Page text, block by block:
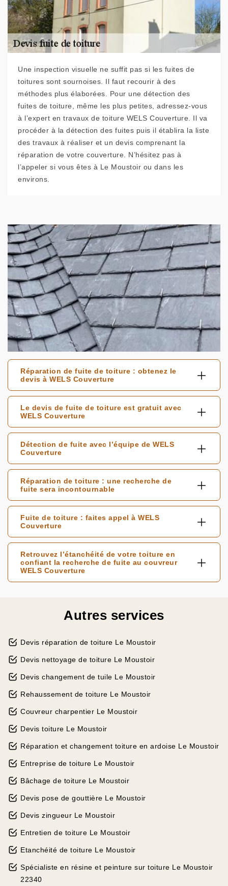
Une inspection visuelle ne suffit pas si les fuites de
toitures sont sournoises. Il faut recourir à des
méthodes plus élaborées. Pour une détection des
fuites de toiture, même les plus petites, adressez-vous
à l’expert en travaux de toiture WELS Couverture. Il va
procéder à la détection des fuites puis il établira la liste
des travaux à réaliser et un devis comprenant la
réparation de votre couverture. N’hésitez pas à
l’appeler si vous êtes à Le Moustoir ou dans les
environs.
Réparation de fuite de toiture : obtenez le
devis à WELS Couverture
Le devis de fuite de toiture est gratuit avec
WELS Couverture
Détection de fuite avec l’équipe de WELS
Couverture
Réparation de toiture : une recherche de
fuite sera incontournable
Fuite de toiture : faites appel à WELS
Couverture
Retrouvez l’étanchéité de votre toiture en
confiant la recherche de fuite au couvreur
WELS Couverture
Autres services
Devis réparation de toiture Le Moustoir
Devis nettoyage de toiture Le Moustoir
Devis changement de tuile Le Moustoir
Rehaussement de toiture Le Moustoir
Couvreur charpentier Le Moustoir
Devis toiture Le Moustoir
Réparation et changement toiture en ardoise Le Moustoir
Entreprise de toiture Le Moustoir
Bâchage de toiture Le Moustoir
Devis pose de gouttière Le Moustoir
Devis zingueur Le Moustoir
Entretien de toiture Le Moustoir
Etanchéité de toiture Le Moustoir
Spécialiste en résine et peinture sur toiture Le Moustoir
22340